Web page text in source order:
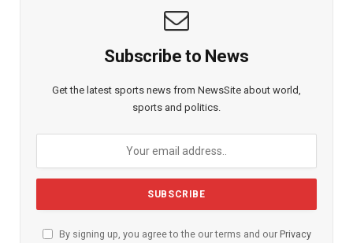
Subscribe to News
Get the latest sports news from NewsSite about world,
sports and politics.
By signing up, you agree to the our terms and our Privacy